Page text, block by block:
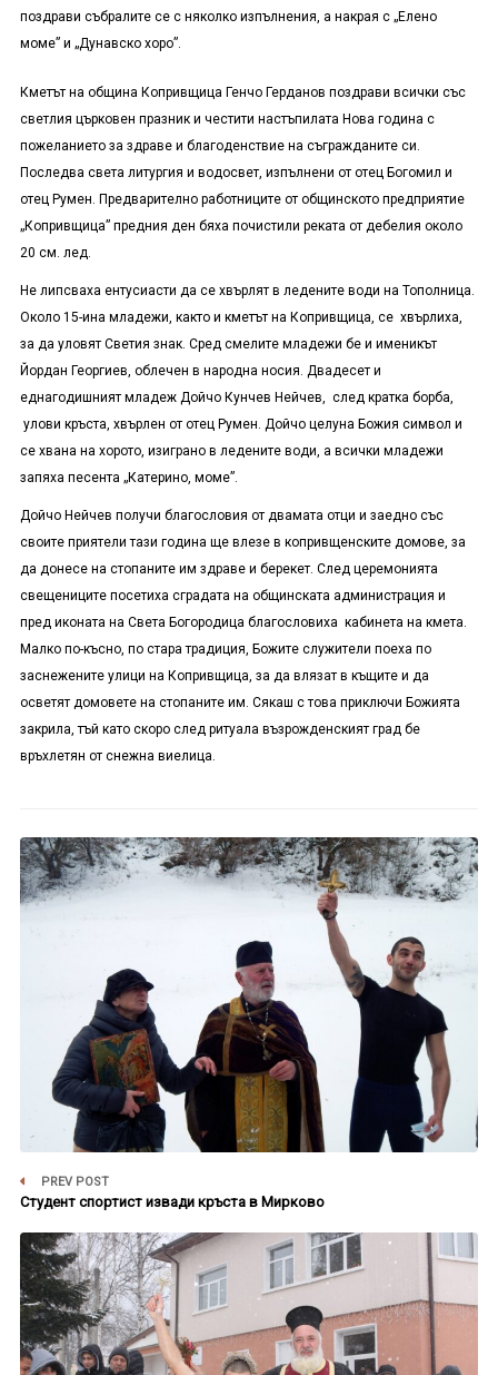
поздрави събралите се с няколко изпълнения, а накрая с „Елено
моме” и „Дунавско хоро”.
Кметът на община Копривщица Генчо Герданов поздрави всички със
светлия църковен празник и честити настъпилата Нова година с
пожеланието за здраве и благоденствие на съгражданите си.
Последва света литургия и водосвет, изпълнени от отец Богомил и
отец Румен. Предварително работниците от общинското предприятие
„Копривщица” предния ден бяха почистили реката от дебелия около
20 см. лед.
Не липсваха ентусиасти да се хвърлят в ледените води на Тополница.
Около 15-ина младежи, както и кметът на Копривщица, се хвърлиха,
за да уловят Светия знак. Сред смелите младежи бе и именикът
Йордан Георгиев, облечен в народна носия. Двадесет и
еднагодишният младеж Дойчо Кунчев Нейчев, след кратка борба,
улови кръста, хвърлен от отец Румен. Дойчо целуна Божия символ и
се хвана на хорото, изиграно в ледените води, а всички младежи
запяха песента „Катерино, моме”.
Дойчо Нейчев получи благословия от двамата отци и заедно със
своите приятели тази година ще влезе в копривщенските домове, за
да донесе на стопаните им здраве и берекет. След церемонията
свещениците посетиха сградата на общинската администрация и
пред иконата на Света Богородица благословиха кабинета на кмета.
Малко по-късно, по стара традиция, Божите служители поеха по
заснежените улици на Копривщица, за да влязат в къщите и да
осветят домовете на стопаните им. Сякаш с това приключи Божията
закрила, тъй като скоро след ритуала възрожденският град бе
връхлетян от снежна виелица.
PREV POST
Студент спортист извади кръста в Мирково